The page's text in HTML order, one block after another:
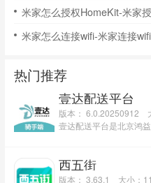
米家怎么授权HomeKit-米家
米家怎么连接wifi-米家连接
热门推荐
壹达配送平台
版本： 6.0.20250912
西五街
版本： 3.63.1
大小：